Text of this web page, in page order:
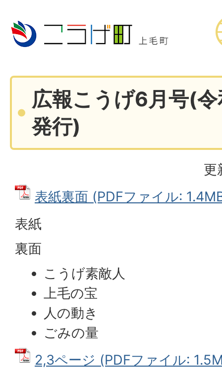
広報こうげ6月号(
発行)
更
表紙裏面 (PDFファイル:
表紙
裏面
こうげ素敵人
上毛の宝
人の動き
ごみの量
2,3ページ (PDFファイル: